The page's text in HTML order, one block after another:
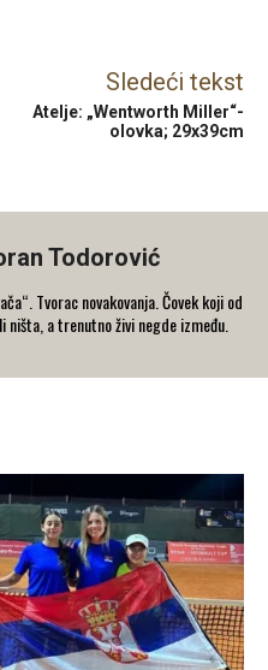
Sledeći tekst
Atelje: „Wentworth Miller“-
olovka; 29x39cm
Todorović
Tvorac novakovanja. Čovek koji od
ništa, a trenutno živi negde između.